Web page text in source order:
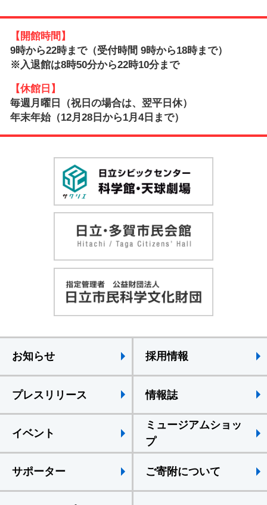
【開館時間】
9時から22時まで（受付時間 9時から18時まで）
※入退館は8時50分から22時10分まで
【休館日】
毎週月曜日（祝日の場合は、翌平日休）
年末年始（12月28日から1月4日まで）
お知らせ 採用情報
プレスリリース 情報誌
イベント
ミュージアムショッ
プ
サポーター ご寄附について